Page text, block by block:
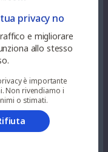
38
privacy no
e migliorare
allo stesso
è importante
Non rivendiamo i
o stimati.